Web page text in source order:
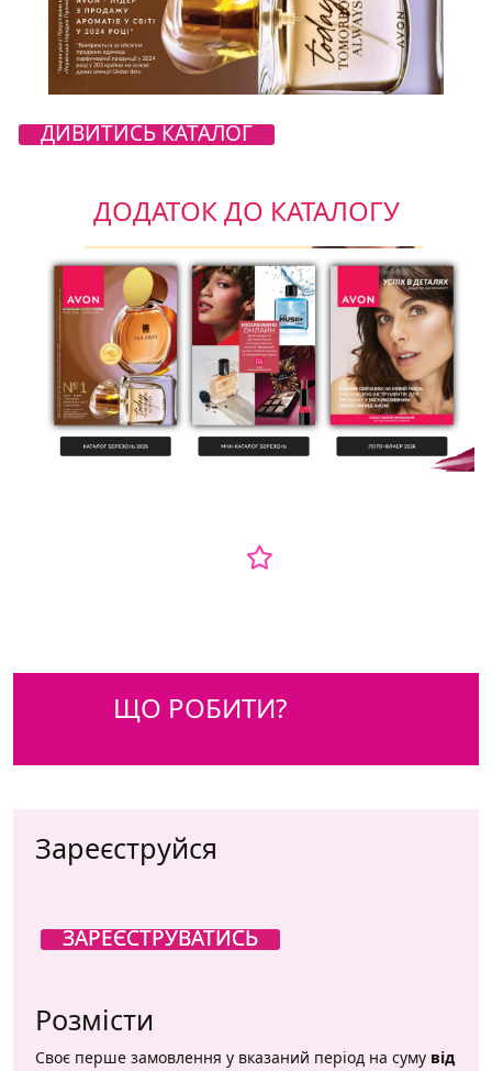
ДИВИТИСЬ КАТАЛОГ
ДОДАТОК ДО КАТАЛОГУ
ЩО РОБИТИ?
Зареєструйся
ЗАРЕЄСТРУВАТИСЬ
Розмісти
Своє перше замовлення у вказаний період на суму від